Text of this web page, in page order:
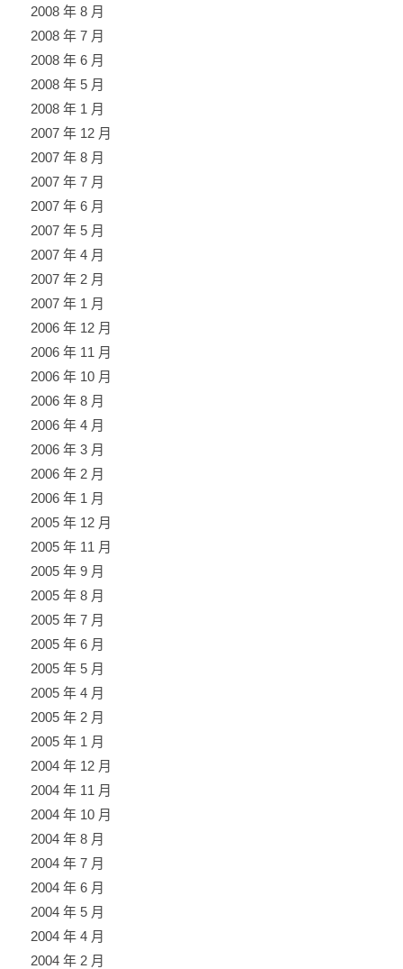
2008 年 8 月
2008 年 7 月
2008 年 6 月
2008 年 5 月
2008 年 1 月
2007 年 12 月
2007 年 8 月
2007 年 7 月
2007 年 6 月
2007 年 5 月
2007 年 4 月
2007 年 2 月
2007 年 1 月
2006 年 12 月
2006 年 11 月
2006 年 10 月
2006 年 8 月
2006 年 4 月
2006 年 3 月
2006 年 2 月
2006 年 1 月
2005 年 12 月
2005 年 11 月
2005 年 9 月
2005 年 8 月
2005 年 7 月
2005 年 6 月
2005 年 5 月
2005 年 4 月
2005 年 2 月
2005 年 1 月
2004 年 12 月
2004 年 11 月
2004 年 10 月
2004 年 8 月
2004 年 7 月
2004 年 6 月
2004 年 5 月
2004 年 4 月
2004 年 2 月